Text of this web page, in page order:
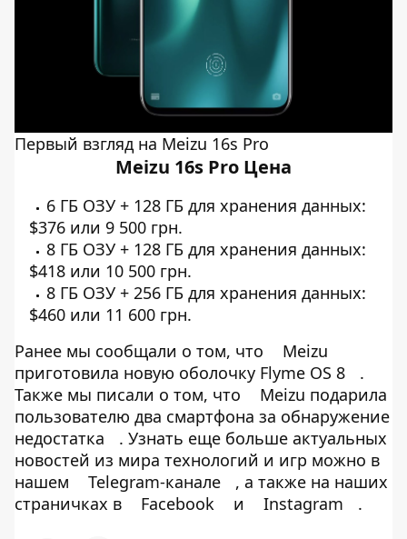
Первый взгляд на Meizu 16s Pro
Meizu 16s Pro Цена
6 ГБ ОЗУ + 128 ГБ для хранения данных:
$376 или 9 500 грн.
8 ГБ ОЗУ + 128 ГБ для хранения данных:
$418 или 10 500 грн.
8 ГБ ОЗУ + 256 ГБ для хранения данных:
$460 или 11 600 грн.
Ранее мы сообщали о том, что
Meizu
приготовила новую оболочку Flyme OS 8
.
Также мы писали о том, что
Meizu подарила
пользователю два смартфона за обнаружение
недостатка
. Узнать еще больше актуальных
новостей из мира технологий и игр можно в
нашем
Telegram-канале
, а также на наших
страничках в
Facebook и Instagram .